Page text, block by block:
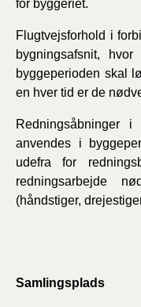
for byggeriet.
Flugtvejsforhold i
bygningsafsnit,
byggeperioden skal
en hver tid er de
Redningsåbninger
anvendes i
udefra for
redningsarbejde
(håndstiger,
Samlingsplads